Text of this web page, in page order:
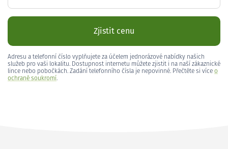
Zjistit cenu
Adresu a telefonní číslo vyplňujete za účelem jednorázové nabídky našich
služeb pro vaši lokalitu. Dostupnost internetu můžete zjistit i na naší zákaznické
lince nebo pobočkách. Zadání telefonního čísla je nepovinné. Přečtěte si více o
ochraně soukromí.